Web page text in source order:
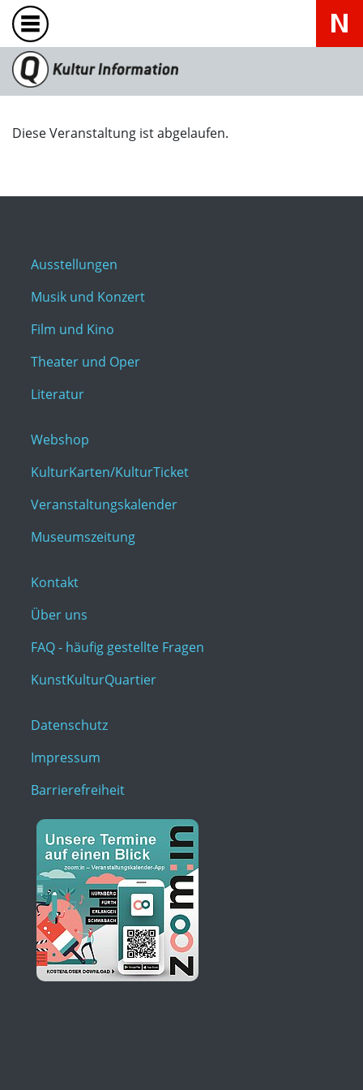
Diese Veranstaltung ist abgelaufen.
Ausstellungen
Musik und Konzert
Film und Kino
Theater und Oper
Literatur
Webshop
KulturKarten/KulturTicket
Veranstaltungskalender
Museumszeitung
Kontakt
Über uns
FAQ - häufig gestellte Fragen
KunstKulturQuartier
Datenschutz
Impressum
Barrierefreiheit